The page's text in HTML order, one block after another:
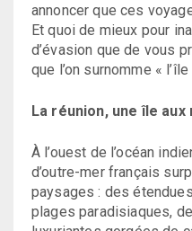
annoncer que ces
Et quoi de mieux pour
d’évasion que de vous
que l’on surnomme «
La réunion, une île
À l’ouest de l’océan
d’outre-mer français
paysages : des
plages paradisiaques,